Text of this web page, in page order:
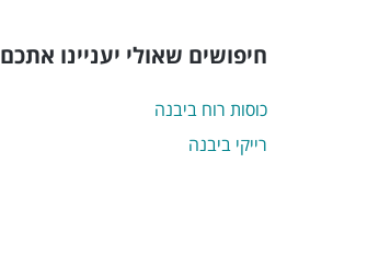
חיפושים שאולי יעניינו אתכם
כוסות רוח ביבנה
רייקי ביבנה